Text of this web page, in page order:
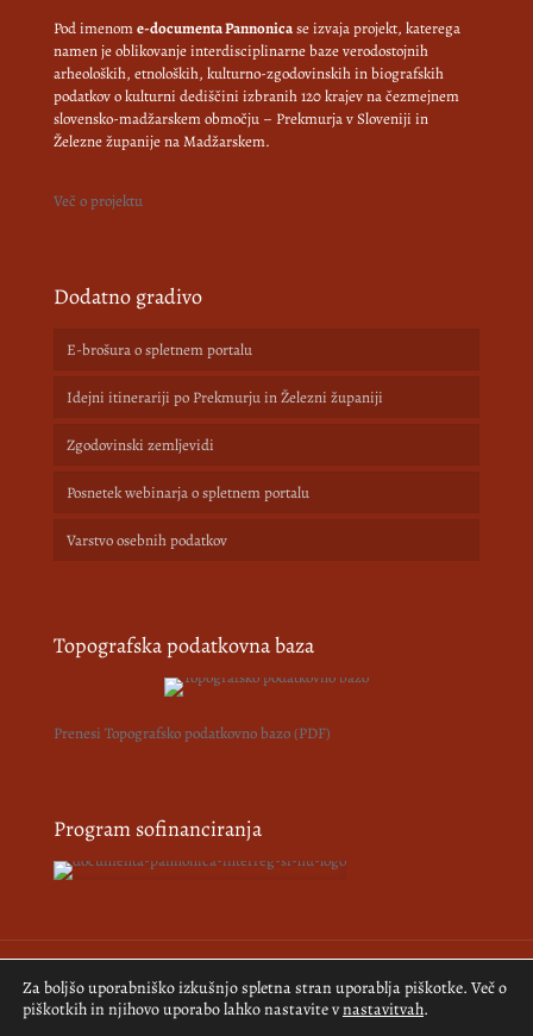
Pod imenome-documenta Pannonicase izvaja projekt, katerega
namen je oblikovanje interdisciplinarne baze verodostojnih
arheoloških, etnoloških, kulturno-zgodovinskih in biografskih
podatkov o kulturni dediščini izbranih 120 krajev na čezmejnem
slovensko-madžarskem območju – Prekmurja v Sloveniji in
Železne županije na Madžarskem.
Več o projektu
Dodatno gradivo
E-brošura o spletnem portalu
Idejni itinerariji po Prekmurju in Železni županiji
Zgodovinski zemljevidi
Posnetek webinarja o spletnem portalu
Varstvo osebnih podatkov
Topografska podatkovna baza
Prenesi Topografsko podatkovno bazo (PDF)
Program sofinanciranja
© 2018-2026 Pomurski muzej. Vse pravice pridržane.Izdelava
spletne strani: Kreativne ideje
Za boljšo uporabniško izkušnjo spletna stran uporablja piškotke. Več o
piškotkih in njihovo uporabo lahko nastavite vnastavitvah.